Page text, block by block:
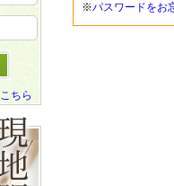
※パスワードをお
こちら